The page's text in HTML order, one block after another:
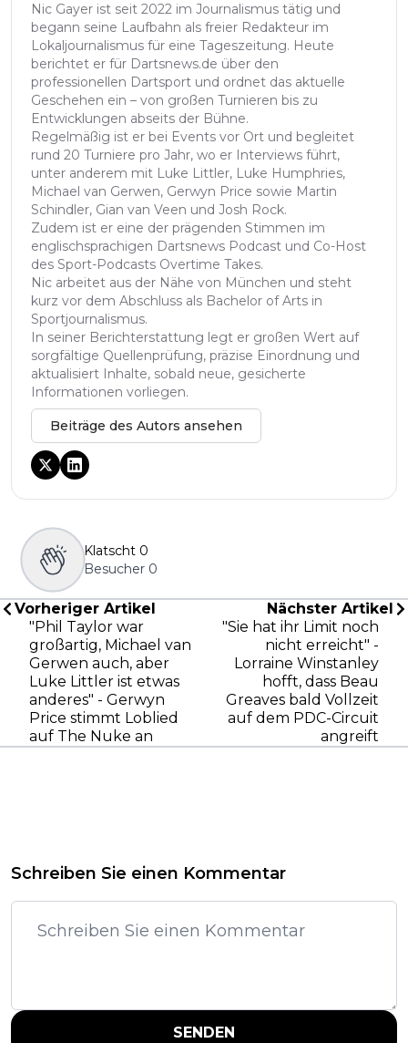
Nic Gayer ist seit 2022 im Journalismus tätig und
begann seine Laufbahn als freier Redakteur im
Lokaljournalismus für eine Tageszeitung. Heute
berichtet er für Dartsnews.de über den
professionellen Dartsport und ordnet das aktuelle
Geschehen ein – von großen Turnieren bis zu
Entwicklungen abseits der Bühne.
Regelmäßig ist er bei Events vor Ort und begleitet
rund 20 Turniere pro Jahr, wo er Interviews führt,
unter anderem mit Luke Littler, Luke Humphries,
Michael van Gerwen, Gerwyn Price sowie Martin
Schindler, Gian van Veen und Josh Rock.
Zudem ist er eine der prägenden Stimmen im
englischsprachigen Dartsnews Podcast und Co-Host
des Sport-Podcasts Overtime Takes.
Nic arbeitet aus der Nähe von München und steht
kurz vor dem Abschluss als Bachelor of Arts in
Sportjournalismus.
In seiner Berichterstattung legt er großen Wert auf
sorgfältige Quellenprüfung, präzise Einordnung und
aktualisiert Inhalte, sobald neue, gesicherte
Informationen vorliegen.
Beiträge des Autors ansehen
Klatscht 0
Besucher 0
Vorheriger Artikel
"Phil Taylor war
großartig, Michael van
Gerwen auch, aber
Luke Littler ist etwas
anderes" - Gerwyn
Price stimmt Loblied
auf The Nuke an
Nächster Artikel
"Sie hat ihr Limit noch
nicht erreicht" -
Lorraine Winstanley
hofft, dass Beau
Greaves bald Vollzeit
auf dem PDC-Circuit
angreift
Schreiben Sie einen Kommentar
SENDEN